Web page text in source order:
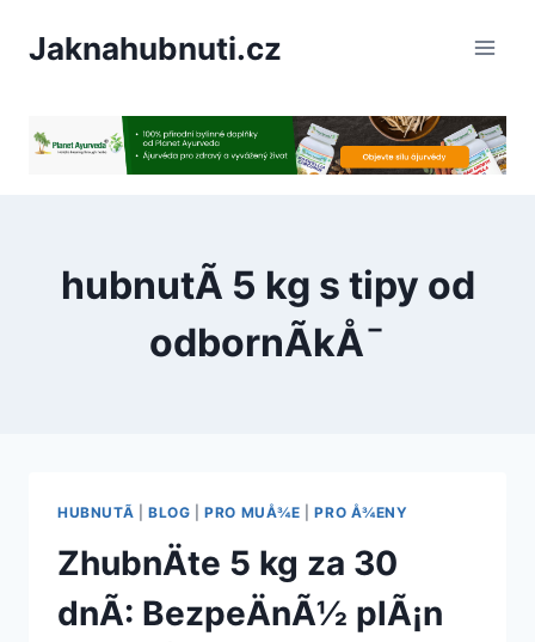
Jaknahubnuti.cz
hubnutÃ­ 5 kg s tipy od
odbornÃ­kÅ¯
HUBNUTÃ­ BLOG |PRO MUÅ¾E |PRO Å¾ENY
ZhubnÄte 5 kg za 30
dnÃ­: BezpeÄnÃ½ plÃ¡n